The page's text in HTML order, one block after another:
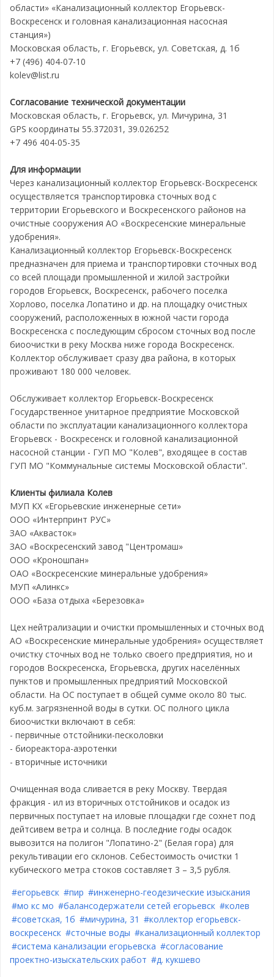
области» «Канализационный коллектор Егорьевск-
Воскресенск и головная канализационная насосная
станция»)
Московская область, г. Егорьевск, ул. Советская, д. 1б
+7 (496) 404-07-10
kolev@list.ru
Согласование технической документации
Московская область, г. Егорьевск, ул. Мичурина, 31
GPS координаты 55.372031, 39.026252
+7 496 404-05-35
Для информации
Через канализационный коллектор Егорьевск-Воскресенск
осуществляется транспортировка сточных вод с
территории Егорьевского и Воскресенского районов на
очистные сооружения АО «Воскресенские минеральные
удобрения».
Канализационный коллектор Егорьевск-Воскресенск
предназначен для приема и транспортировки сточных вод
со всей площади промышленной и жилой застройки
городов Егорьевск, Воскресенск, рабочего поселка
Хорлово, поселка Лопатино и др. на площадку очистных
сооружений, расположенных в южной части города
Воскресенска с последующим сбросом сточных вод после
биоочистки в реку Москва ниже города Воскресенск.
Коллектор обслуживает сразу два района, в которых
проживают 180 000 человек.
Обслуживает коллектор Егорьевск-Воскресенск
Государственное унитарное предприятие Московской
области по эксплуатации канализационного коллектора
Егорьевск - Воскресенск и головной канализационной
насосной станции - ГУП МО "Колев", входящее в состав
ГУП МО "Коммунальные системы Московской области".
Клиенты филиала Колев
МУП КХ «Егорьевские инженерные сети»
ООО «Интерпринт РУС»
ЗАО «Аквасток»
ЗАО «Воскресенский завод "Центромаш»
ООО «Кроношпан»
ОАО «Воскресенские минеральные удобрения»
МУП «Алинкс»
ООО «База отдыха «Березовка»
Цех нейтрализации и очистки промышленных и сточных вод
АО «Воскресенские минеральные удобрения» осуществляет
очистку сточных вод не только своего предприятия, но и
городов Воскресенска, Егорьевска, других населённых
пунктов и промышленных предприятий Московской
области. На ОС поступает в общей сумме около 80 тыс.
куб.м. загрязненной воды в сутки. ОС полного цикла
биоочистки включают в себя:
- первичные отстойники-песколовки
- биореактора-аэротенки
- вторичные источники
Очищенная вода сливается в реку Москву. Твердая
фракция - ил из вторичных отстойников и осадок из
первичных поступает на иловые площадки где сохнет под
дейтсивем ветра и солнца. В последние годы осадок
вывозится на полигон "Лопатино-2" (Белая гора) для
рекультивации его склонов. Себестоимость очистки 1
кубического метра стоков составляет 3 – 3,5 рубля.
#егорьевск #пир #инженерно-геодезические изыскания
#мо кс мо #балансодержатели сетей егорьевск #колев
#советская, 1б #мичурина, 31 #коллектор егорьевск-
воскресенск #сточные воды #канализационный коллектор
#система канализации егорьевска #согласование
проектно-изыскательских работ #д. кукшево